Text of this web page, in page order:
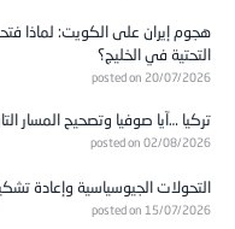
هجوم إيران على الكويت: لماذا
التحتية في الخليج؟
posted on 20/07/2026
تركيا …آيا صوفيا وتصحيح المسار
posted on 02/08/2026
التحولات الجيوسياسية وإعادة تشكيل
posted on 15/07/2026